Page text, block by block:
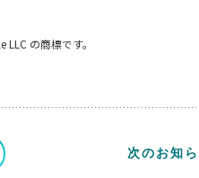
の商標です。
次のお知